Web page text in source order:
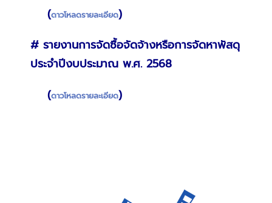
(ดาวโหลดรายละเอียด)
# รายงานการจัดซื้อจัดจ้างหรือการจัดหาพัสดุ
ประจำปีงบประมาณ พ.ศ. 2568
(ดาวโหลดรายละเอียด)